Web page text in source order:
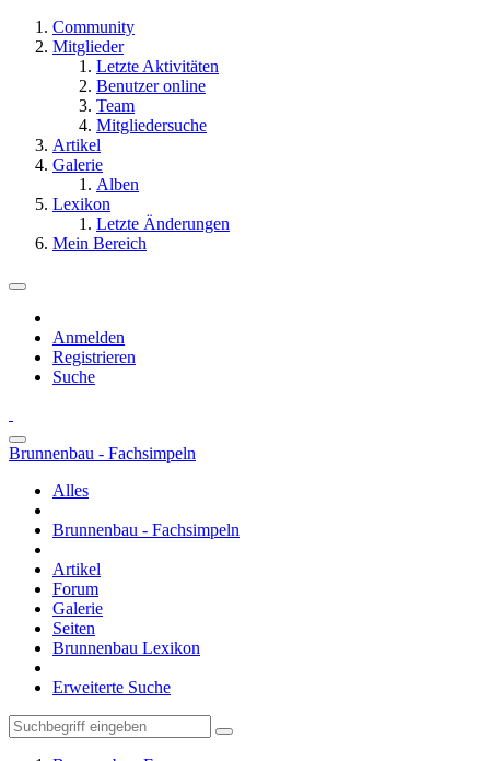
Community
Mitglieder
Letzte Aktivitäten
Benutzer online
Team
Mitgliedersuche
Artikel
Galerie
Alben
Lexikon
Letzte Änderungen
Mein Bereich
Anmelden
Registrieren
Suche
Brunnenbau - Fachsimpeln
Alles
Brunnenbau - Fachsimpeln
Artikel
Forum
Galerie
Seiten
Brunnenbau Lexikon
Erweiterte Suche